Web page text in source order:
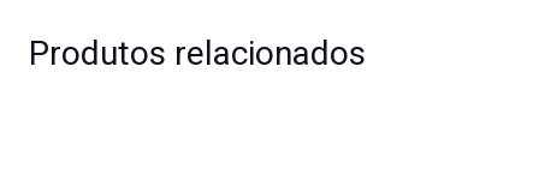
Produtos relacionados